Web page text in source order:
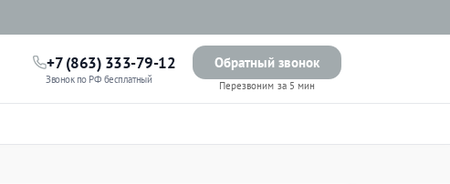
+7 (863) 333-79-12
Звонок по РФ бесплатный
Обратный звонок
Перезвоним за 5 мин